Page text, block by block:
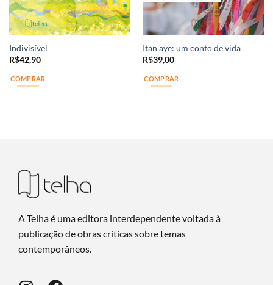
Indivisível
R$42,90
COMPRAR
Itan aye: um conto de vida
R$39,00
COMPRAR
A Telha é uma editora interdependente voltada à
publicação de obras críticas sobre temas
contemporâneos.